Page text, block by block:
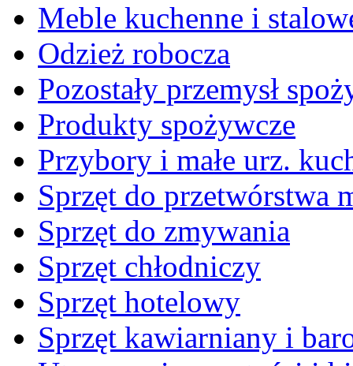
Meble kuchenne i
Odzież robocza
Pozostały przemysł
Produkty spożywcze
Przybory i małe urz.
Sprzęt do przetwórstwa
Sprzęt do zmywania
Sprzęt chłodniczy
Sprzęt hotelowy
Sprzęt kawiarniany i